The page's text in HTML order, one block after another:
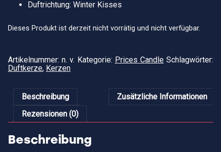
Duftrichtung: Winter Kisses
Dieses Produkt ist derzeit nicht vorrätig und nicht verfügbar.
Artikelnummer:n. v. Kategorie: Prices Candle Schlagwörter:
Duftkerze, Kerzen
Beschreibung
Zusätzliche Informationen
Rezensionen (0)
Beschreibung